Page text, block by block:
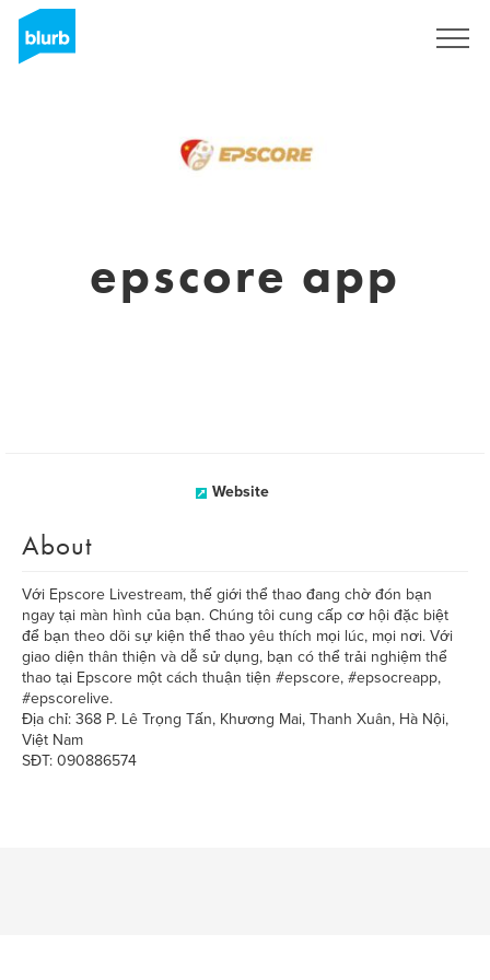
epscore app
Website
About
Với Epscore Livestream, thế giới thể thao đang chờ đón bạn
ngay tại màn hình của bạn. Chúng tôi cung cấp cơ hội đặc biệt
để bạn theo dõi sự kiện thể thao yêu thích mọi lúc, mọi nơi. Với
giao diện thân thiện và dễ sử dụng, bạn có thể trải nghiệm thể
thao tại Epscore một cách thuận tiện #epscore, #epsocreapp,
#epscorelive.
Địa chỉ: 368 P. Lê Trọng Tấn, Khương Mai, Thanh Xuân, Hà Nội,
Việt Nam
SĐT: 090886574